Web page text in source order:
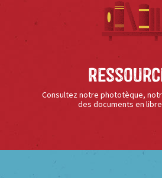
Consultez notre phototèque,
des documents en